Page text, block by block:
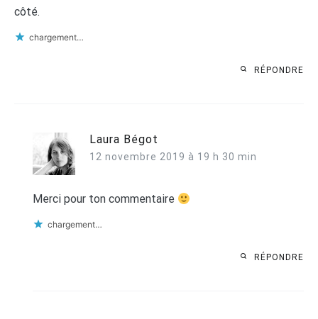
côté.
chargement…
RÉPONDRE
Laura Bégot
12 novembre 2019 à 19 h 30 min
Merci pour ton commentaire
chargement…
RÉPONDRE